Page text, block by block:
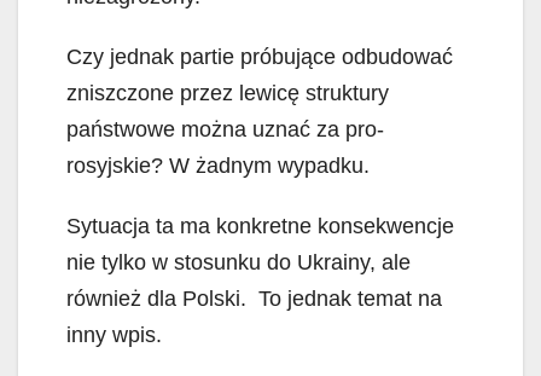
Czy jednak partie próbujące odbudować
zniszczone przez lewicę struktury
państwowe można uznać za pro-
rosyjskie? W żadnym wypadku.
Sytuacja ta ma konkretne konsekwencje
nie tylko w stosunku do Ukrainy, ale
również dla Polski. To jednak temat na
inny wpis.